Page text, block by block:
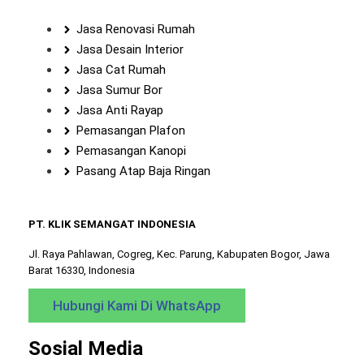
Jasa Renovasi Rumah
Jasa Desain Interior
Jasa Cat Rumah
Jasa Sumur Bor
Jasa Anti Rayap
Pemasangan Plafon
Pemasangan Kanopi
Pasang Atap Baja Ringan
PT. KLIK SEMANGAT INDONESIA
Jl. Raya Pahlawan, Cogreg, Kec. Parung, Kabupaten Bogor, Jawa
Barat 16330, Indonesia
Hubungi Kami Di WhatsApp
Sosial Media